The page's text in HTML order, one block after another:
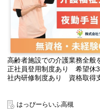
高齢者施設での介護業務全般
正社員登用制度あり 希望
社内研修制度あり 資格取得
はっぴーらいふ高槻